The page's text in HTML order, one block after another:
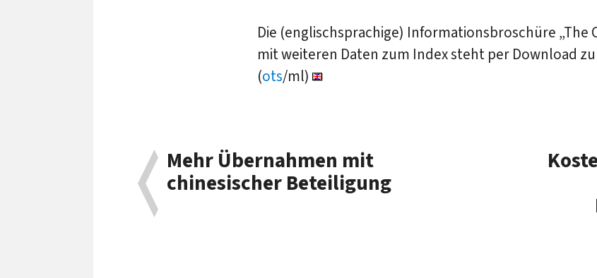
Die (englischsprachige) Informationsbroschüre „The
mit weiteren Daten zum Index steht per Download
(ots/ml)
Mehr Übernahmen mit
chinesischer Beteiligung